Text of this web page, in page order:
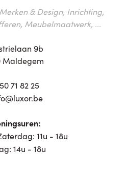
& Design, Inrichting,
Meubelmaatwerk, ...
9b
Maldegem
71 82 25
11u - 18u
14u - 18u